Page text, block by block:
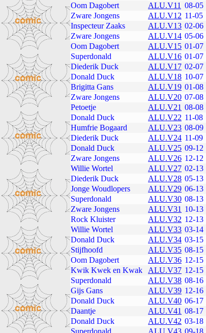
Oom Dagobert
ALU.V11 08-05
Zware Jongens
ALU.V12 11-05
Inspecteur Zaaks
ALU.V13 02-06
Zware Jongens
ALU.V14 05-06
Oom Dagobert
ALU.V15 01-07
Superdonald
ALU.V16 01-07
Diederik Duck
ALU.V17 02-07
Donald Duck
ALU.V18 10-07
Brigitta Gans
ALU.V19 01-08
Zware Jongens
ALU.V20 07-08
Petoetje
ALU.V21 08-08
Donald Duck
ALU.V22 11-08
Humfrie Bogaard
ALU.V23 08-09
Diederik Duck
ALU.V24 11-09
Donald Duck
ALU.V25 09-12
Zware Jongens
ALU.V26 12-12
Willie Wortel
ALU.V27 02-13
Diederik Duck
ALU.V28 05-13
Jonge Woudlopers
ALU.V29 06-13
Superdonald
ALU.V30 08-13
Zware Jongens
ALU.V31 10-13
Rock Kluister
ALU.V32 12-13
Willie Wortel
ALU.V33 03-14
Donald Duck
ALU.V34 03-15
Stijfhoofd
ALU.V35 08-15
Oom Dagobert
ALU.V36 12-15
Kwik Kwek en Kwak
ALU.V37 12-15
Superdonald
ALU.V38 08-16
Gijs Gans
ALU.V39 12-16
Donald Duck
ALU.V40 06-17
Daantje
ALU.V41 08-17
Donald Duck
ALU.V42 03-18
Superdonald
ALU.V43 09-18